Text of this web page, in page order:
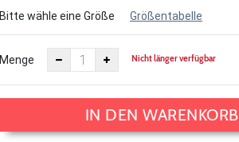
Bitte wähle eine Größe
Größentabelle
Menge Nicht länger verfügbar
IN DEN WARENKORB